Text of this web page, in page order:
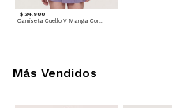
$ 34.900
Camiseta Cuello V Manga Corta - Deportivo
Más Vendidos